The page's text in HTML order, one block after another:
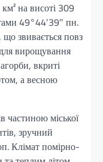
на висоті 309
49°44′39″ пн.
звивається повз
вирощування
вкриті
а весною
частиною міської
зручний
Клімат помірно-